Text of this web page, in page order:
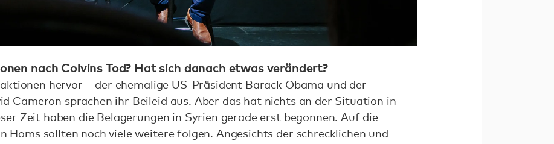
nach Colvins Tod? Hat sich danach etwas verändert?
hervor – der ehemalige US-Präsident Barack Obama und der
Cameron sprachen ihr Beileid aus. Aber das hat nichts an der Situation in
Zeit haben die Belagerungen in Syrien gerade erst begonnen. Auf die
Homs sollten noch viele weitere folgen. Angesichts der schrecklichen und